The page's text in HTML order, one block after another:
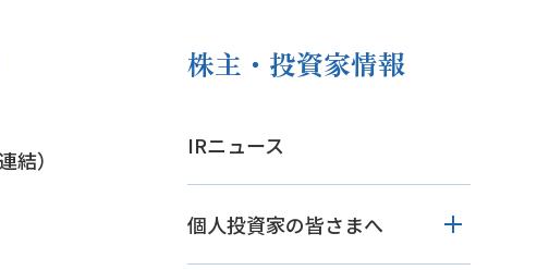
株主・投資家情報
IRニュース
個人投資家の皆さまへ